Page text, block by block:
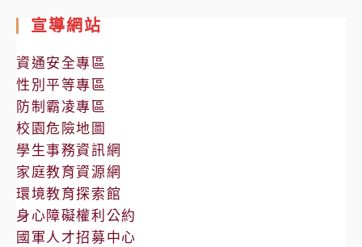
公
告
宣導網站
資通安全專區
性別平等專區
防制霸凌專區
校園危險地圖
學生事務資訊網
家庭教育資源網
環境教育探索館
身心障礙權利公約
國軍人才招募中心